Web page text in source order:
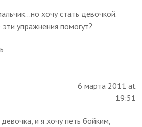
хочу стать девочкой.
упражнения помогут?
6 марта 2011 at
19:51
и я хочу петь бойким,